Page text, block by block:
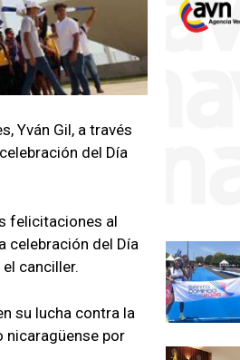
Yván Gil, a través
del Día
felicitaciones al
celebración del Día
canciller.
su lucha contra la
nicaragüense por